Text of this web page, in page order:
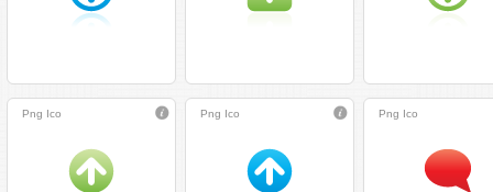
Png Ico Png Ico Png Ico